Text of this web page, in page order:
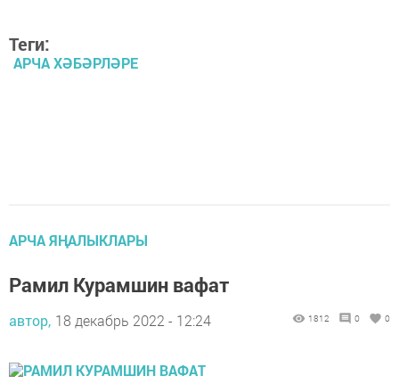
Теги:
АРЧА ХӘБӘРЛӘРЕ
АРЧА ЯҢАЛЫКЛАРЫ
Рамил Курамшин вафат
автор, 18 декабрь 2022 - 12:24 1812 0 0